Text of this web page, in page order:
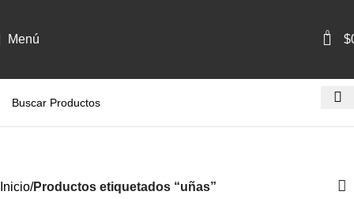
Menú 0 $
Inicio Productos etiquetados “uñas”